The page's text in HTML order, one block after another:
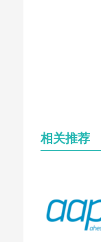
相关推荐